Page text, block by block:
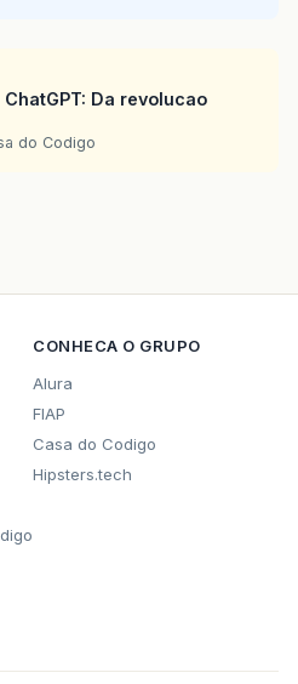
Da revolucao
do Codigo
CONHECA O GRUPO
Alura
FIAP
Casa do Codigo
Hipsters.tech